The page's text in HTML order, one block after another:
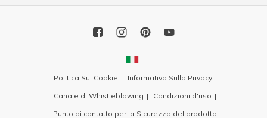
Politica Sui Cookie
Informativa Sulla Privacy
Canale di Whistleblowing
Condizioni d'uso
Punto di contatto per la Sicurezza del prodotto